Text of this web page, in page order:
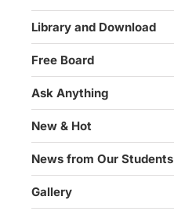
Library and Download
Free Board
Ask Anything
New & Hot
News from Our Students
Gallery